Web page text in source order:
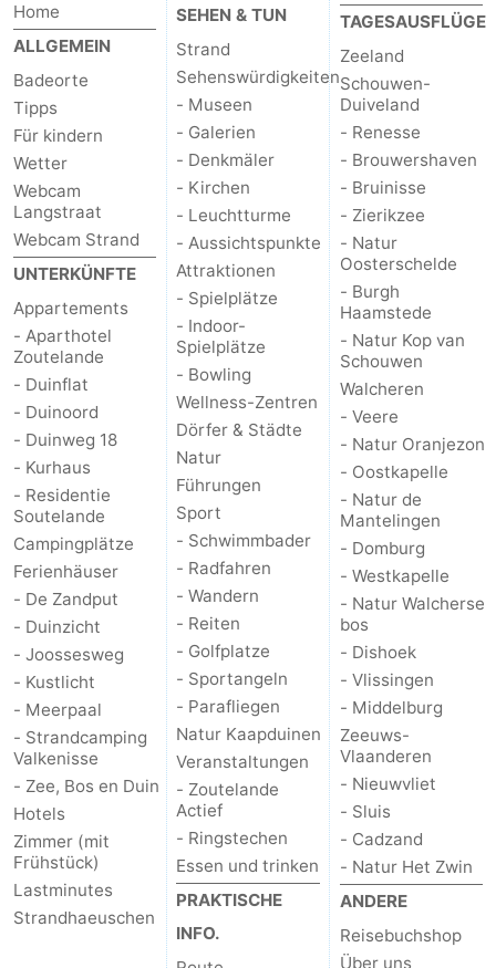
Home
ALLGEMEIN
Badeorte
Tipps
Für kindern
Wetter
Webcam
Langstraat
Webcam Strand
UNTERKÜNFTE
Appartements
- Aparthotel
Zoutelande
- Duinflat
- Duinoord
- Duinweg 18
- Kurhaus
- Residentie
Soutelande
Campingplätze
Ferienhäuser
- De Zandput
- Duinzicht
- Joossesweg
- Kustlicht
- Meerpaal
- Strandcamping
Valkenisse
- Zee, Bos en Duin
Hotels
Zimmer (mit
Frühstück)
Lastminutes
Strandhaeuschen
SEHEN & TUN
Strand
Sehenswürdigkeiten
- Museen
- Galerien
- Denkmäler
- Kirchen
- Leuchtturme
- Aussichtspunkte
Attraktionen
- Spielplätze
- Indoor-
Spielplätze
- Bowling
Wellness-Zentren
Dörfer & Städte
Natur
Führungen
Sport
- Schwimmbader
- Radfahren
- Wandern
- Reiten
- Golfplatze
- Sportangeln
- Parafliegen
Natur Kaapduinen
Veranstaltungen
- Zoutelande
Actief
- Ringstechen
Essen und trinken
PRAKTISCHE
INFO.
TAGESAUSFLÜGE
Zeeland
Schouwen-
Duiveland
- Renesse
- Brouwershaven
- Bruinisse
- Zierikzee
- Natur
Oosterschelde
- Burgh
Haamstede
- Natur Kop van
Schouwen
Walcheren
- Veere
- Natur Oranjezon
- Oostkapelle
- Natur de
Mantelingen
- Domburg
- Westkapelle
- Natur Walcherse
bos
- Dishoek
- Vlissingen
- Middelburg
Zeeuws-
Vlaanderen
- Nieuwvliet
- Sluis
- Cadzand
- Natur Het Zwin
ANDERE
Reisebuchshop
Über uns